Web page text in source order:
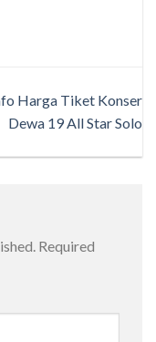
Harga Tiket Konser
Dewa 19 All Star Solo
Required